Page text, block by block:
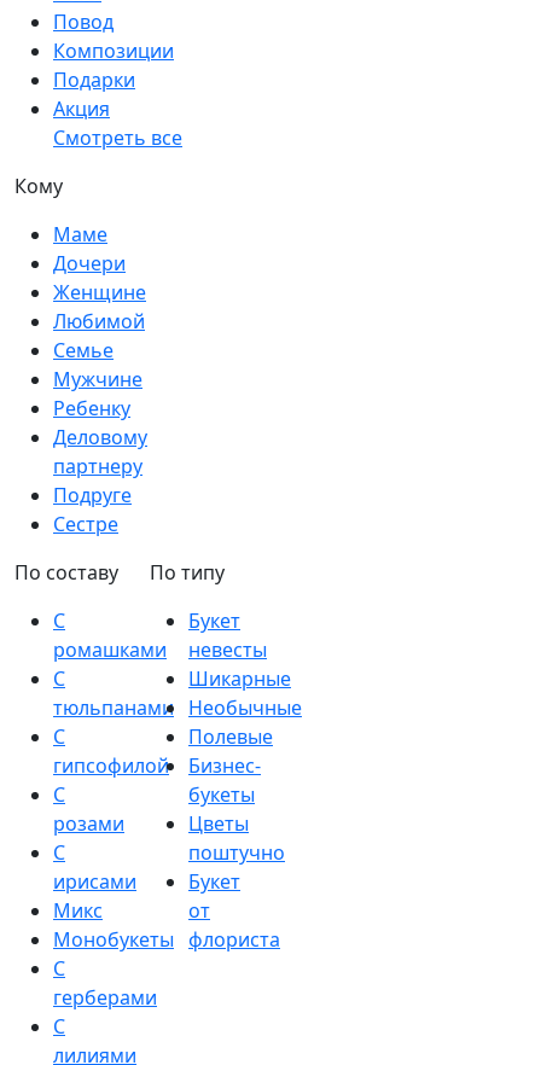
Повод
Композиции
Подарки
Акция
Смотреть все
Кому
Маме
Дочери
Женщине
Любимой
Семье
Мужчине
Ребенку
Деловому
партнеру
Подруге
Сестре
По составу
С
ромашками
С
тюльпанами
С
гипсофилой
С
розами
С
ирисами
Микс
Монобукеты
С
герберами
С
лилиями
По типу
Букет
невесты
Шикарные
Необычные
Полевые
Бизнес-
букеты
Цветы
поштучно
Букет
от
флориста